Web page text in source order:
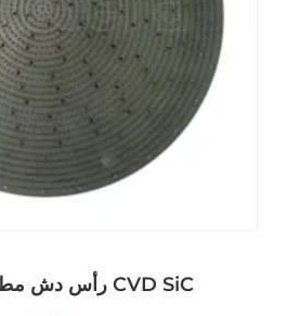
رأس دش مطلي بالجرافيت CVD SiC